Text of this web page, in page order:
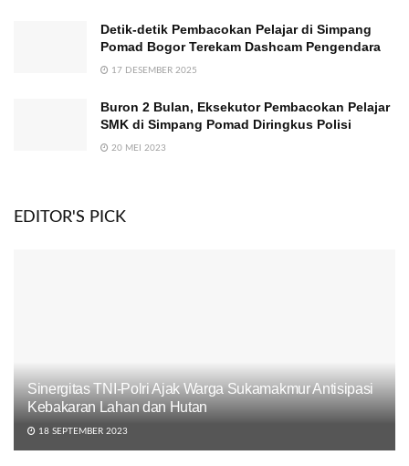
Detik-detik Pembacokan Pelajar di Simpang
Pomad Bogor Terekam Dashcam Pengendara
17 DESEMBER 2025
Buron 2 Bulan, Eksekutor Pembacokan Pelajar
SMK di Simpang Pomad Diringkus Polisi
20 MEI 2023
EDITOR'S PICK
Sinergitas TNI-Polri Ajak Warga Sukamakmur Antisipasi
Kebakaran Lahan dan Hutan
18 SEPTEMBER 2023